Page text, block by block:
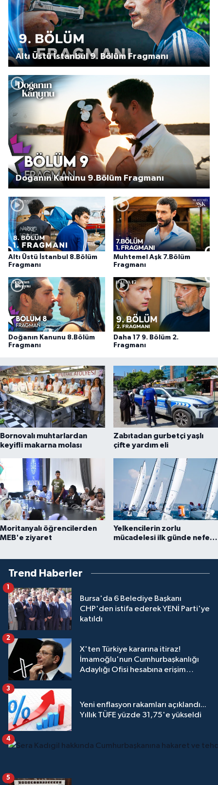
Altı Üstü İstanbul 9. Bölüm Fragmanı
Doğanın Kanunu 9.Bölüm Fragmanı
Altı Üstü İstanbul 8.Bölüm
Fragmanı
Muhtemel Aşk 7.Bölüm
Fragmanı
Doğanın Kanunu 8.Bölüm
Fragmanı
Daha 17 9. Bölüm 2.
Fragmanı
Bornovalı muhtarlardan
keyifli makarna molası
Zabıtadan gurbetçi yaşlı
çifte yardım eli
Moritanyalı öğrencilerden
MEB'e ziyaret
Yelkencilerin zorlu
mücadelesi ilk günde nefes
Trend Haberler
Bursa'da 6 Belediye Başkanı
CHP'den istifa ederek YENİ Parti'ye
katıldı
1
X'ten Türkiye kararına itiraz!
İmamoğlu'nun Cumhurbaşkanlığı
Adaylığı Ofisi hesabına erişim
2
Yeni enflasyon rakamları açıklandı...
Yıllık TÜFE yüzde 31,75'e yükseldi
3
4
5